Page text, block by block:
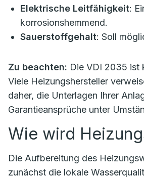
Elektrische Leitfähigkeit:
korrosionshemmend.
Sauerstoffgehalt: Soll
Zu beachten: Die VDI 2035 ist
Viele Heizungshersteller
daher, die Unterlagen Ihrer
Garantieansprüche unter
Wie wird
Die Aufbereitung des
zunächst die lokale